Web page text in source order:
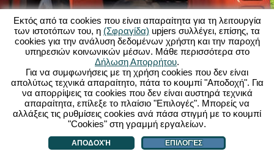
Σχετικά με το My Free Farm|
Η ιστορία πίσω από αυτό το παιχνίδι browser
Επικοινωνία/Συντελεστές|
Δήλωση Προστασίας Προσωπικών Δεδομένων|Κανόνες| Φόρουμ|
Υποστήριξη|My Free Farm 2 App |Google Play| App Store|
Παιχνίδια Browser - upjers.com|Διαχείριση Cookies
Εκτός από τα cookies που είναι απαραίτητα για τη λειτουργία
των ιστοτόπων του, η (Σφραγίδα) upjers συλλέγει, επίσης, τα
cookies για την ανάλυση δεδομένων χρήστη και την παροχή
υπηρεσιών κοινωνικών μέσων. Μάθε περισσότερα στο
Δήλωση Απορρήτου.
Για να συμφωνήσεις με τη χρήση cookies που δεν είναι
απολύτως τεχνικά απαραίτητο, πάτα το κουμπί "Αποδοχή". Για
να απορρίψεις τα cookies που δεν είναι αυστηρά τεχνικά
απαραίτητα, επίλεξε το πλαίσιο "Επιλογές". Μπορείς να
αλλάξεις τις ρυθμίσεις cookies ανά πάσα στιγμή με το κουμπί
"Cookies" στη γραμμή εργαλείων.
ΑΠΟΔΟΧΉ ΕΠΙΛΟΓΈΣ